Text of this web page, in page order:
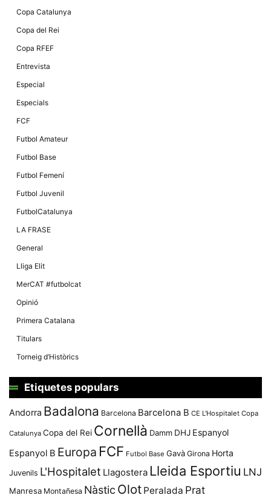
Copa Catalunya
Copa del Rei
Copa RFEF
Entrevista
Especial
Especials
FCF
Futbol Amateur
Futbol Base
Futbol Femení
Futbol Juvenil
FutbolCatalunya
LA FRASE
General
Lliga Elit
MerCAT #futbolcat
Opinió
Primera Catalana
Titulars
Torneig d’Històrics
Etiquetes populars
Andorra Badalona Barcelona Barcelona B CE L'Hospitalet Copa
Catalunya Copa del Rei Cornellà Damm DHJ Espanyol
Espanyol B Europa FCF Futbol Base Gavà Girona Horta
Juvenils L'Hospitalet Llagostera Lleida Esportiu LNJ
Manresa Montañesa Nàstic Olot Peralada Prat